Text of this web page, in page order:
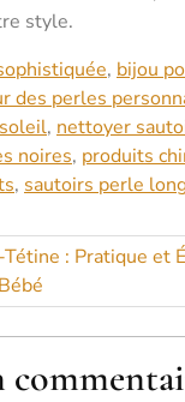
style.
, bijou
des perles
, nettoyer
noires, produits
, sautoirs perle
: Pratique et